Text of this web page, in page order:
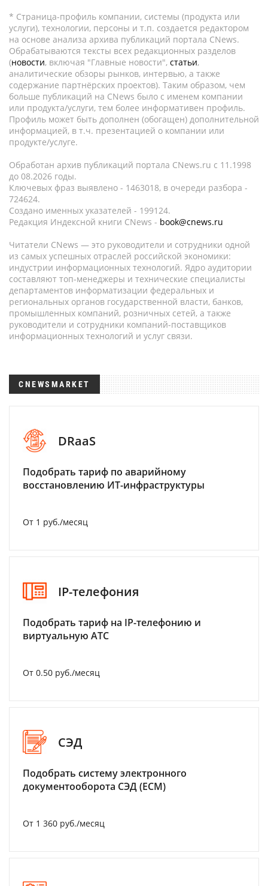
* Страница-профиль компании, системы (продукта или
услуги), технологии, персоны и т.п. создается редактором
на основе анализа архива публикаций портала CNews.
Обрабатываются тексты всех редакционных разделов
(новости, включая "Главные новости", статьи,
аналитические обзоры рынков, интервью, а также
содержание партнёрских проектов). Таким образом, чем
больше публикаций на CNews было с именем компании
или продукта/услуги, тем более информативен профиль.
Профиль может быть дополнен (обогащен) дополнительной
информацией, в т.ч. презентацией о компании или
продукте/услуге.
Обработан архив публикаций портала CNews.ru c 11.1998
до 08.2026 годы.
Ключевых фраз выявлено - 1463018, в очереди разбора -
724624.
Создано именных указателей - 199124.
Редакция Индексной книги CNews - book@cnews.ru
Читатели CNews — это руководители и сотрудники одной
из самых успешных отраслей российской экономики:
индустрии информационных технологий. Ядро аудитории
составляют топ-менеджеры и технические специалисты
департаментов информатизации федеральных и
региональных органов государственной власти, банков,
промышленных компаний, розничных сетей, а также
руководители и сотрудники компаний-поставщиков
информационных технологий и услуг связи.
CNEWSMARKET
DRaaS
Подобрать тариф по аварийному
восстановлению ИТ-инфраструктуры
От 1 руб./месяц
IP-телефония
Подобрать тариф на IP-телефонию и
виртуальную АТС
От 0.50 руб./месяц
СЭД
Подобрать систему электронного
документооборота СЭД (ECM)
От 1 360 руб./месяц